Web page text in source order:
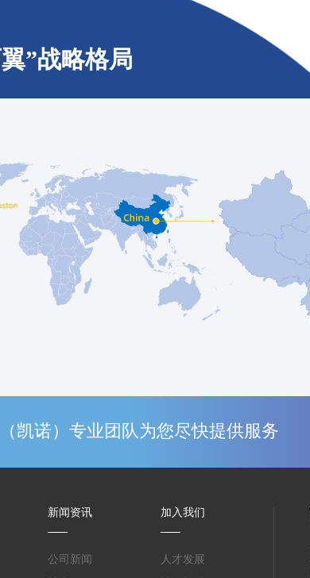
”战略格局
凯诺）专业团队为您尽快提供服务
新闻资讯
公司新闻
加入我们
人才发展